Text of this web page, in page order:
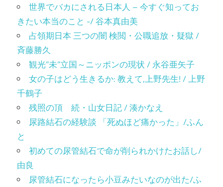
世界でバカにされる日本人 – 今すぐ知ってお
きたい本当のこと -/ 谷本真由美
占領期日本 三つの闇 検閲・公職追放・疑獄 /
斉藤勝久
観光”未”立国～ニッポンの現状 / 永谷亜矢子
女の子はどう生きるか: 教えて,上野先生! / 上野
千鶴子
残照の頂 続・山女日記 / 湊かなえ
尿路結石の経験談 「死ぬほど痛かった」/ふん
と
初めての尿管結石で命が削られかけたお話し/
由良
尿管結石になったら小豆みたいなのが出た/ふ